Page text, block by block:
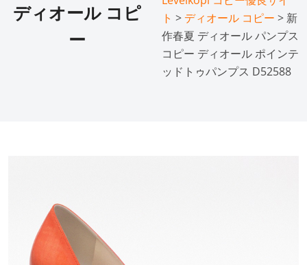
ディオール コピ
ー
ト > ディオール コピー > 新
作春夏 ディオール パンプス
コピー ディオール ポインテ
ッドトゥパンプス D52588